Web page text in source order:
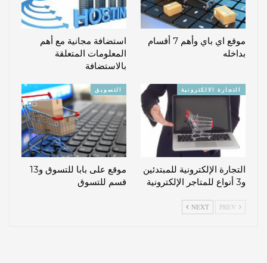
موقع اي باي وأهم 7 أقسام
بداخله
استضافة مجانية مع أهم
المعلومات المتعلقة
بالاستضافة
التجارة الالكترونية
التجارة الإلكترونية للمبتدئين
و3 أنواع للمتاجر الإلكترونية
التسويق
موقع على بابا للتسوق و13
قسم للتسوق
NEXT